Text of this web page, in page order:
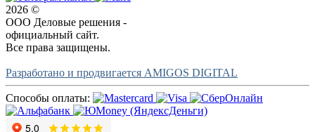
2026 ©
ООО Деловые решения -
официальный сайт.
Все права защищены.
Разработано и продвигается AMIGOS DIGITAL
Способы оплаты: